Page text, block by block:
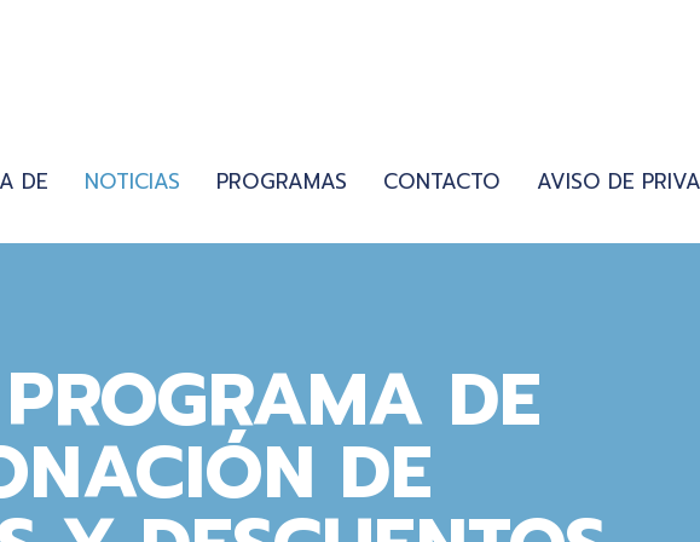
DE NOTICIAS PROGRAMAS CONTACTO AVISO DE
DE
DE